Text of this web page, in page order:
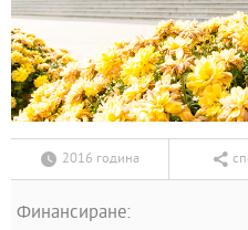
2016 година
Финансиране: